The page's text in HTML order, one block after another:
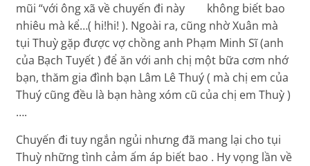
mũi “với ông xã về chuyến đi này không biết bao
nhiêu mà kể…( hi!hi! ). Ngoài ra, cũng nhờ Xuân mà
tụi Thuỳ gặp được vợ chồng anh Phạm Minh Sĩ (anh
của Bạch Tuyết ) để ăn với anh chị một bữa cơm nhớ
bạn, thăm gia đình bạn Lâm Lê Thuý ( mà chị em của
Thuý cũng đều là bạn hàng xóm cũ của chị em Thuỳ )
….
Chuyến đi tuy ngắn ngủi nhưng đã mang lại cho tụi
Thuỳ những tình cảm ấm áp biết bao . Hy vọng lần về